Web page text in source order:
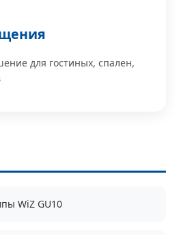
для гостиных, спален,
WiZ GU10